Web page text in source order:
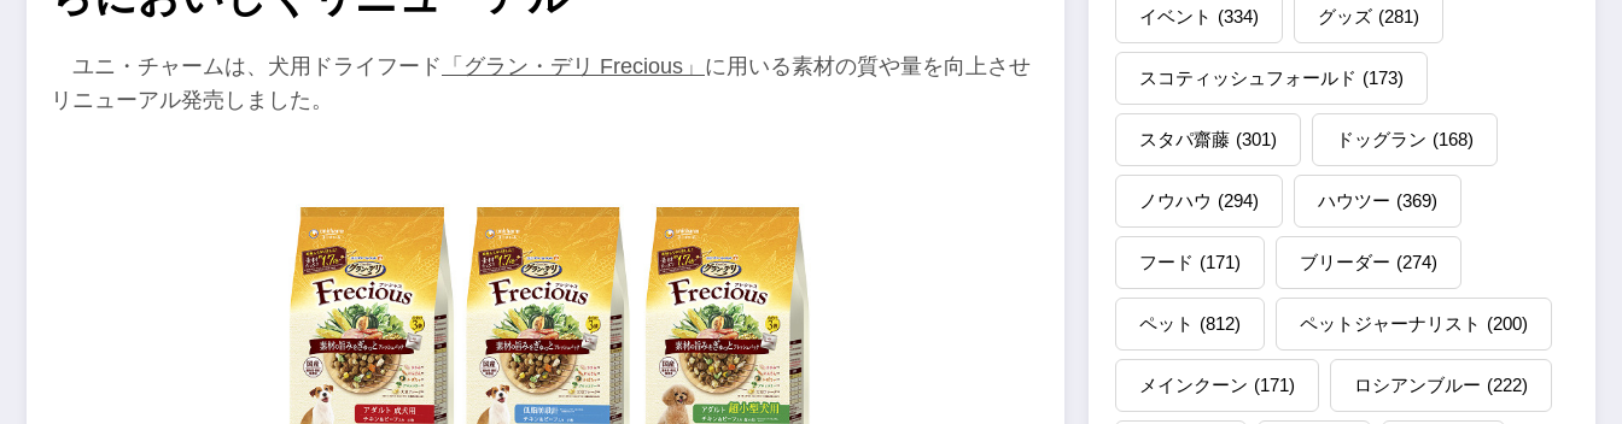
ユニ・チャームは、犬用ドライフード 「グラン・デリ Frecious」 に用いる素材の質や量を向上させ
リニューアル発売しました。
イベント (334) グッズ (281)
スコティッシュフォールド (173)
スタパ齋藤 (301) ドッグラン (168)
ノウハウ (294) ハウツー (369)
フード (171) ブリーダー (274)
ペット (812) ペットジャーナリスト (200)
メインクーン (171) ロシアンブルー (222)